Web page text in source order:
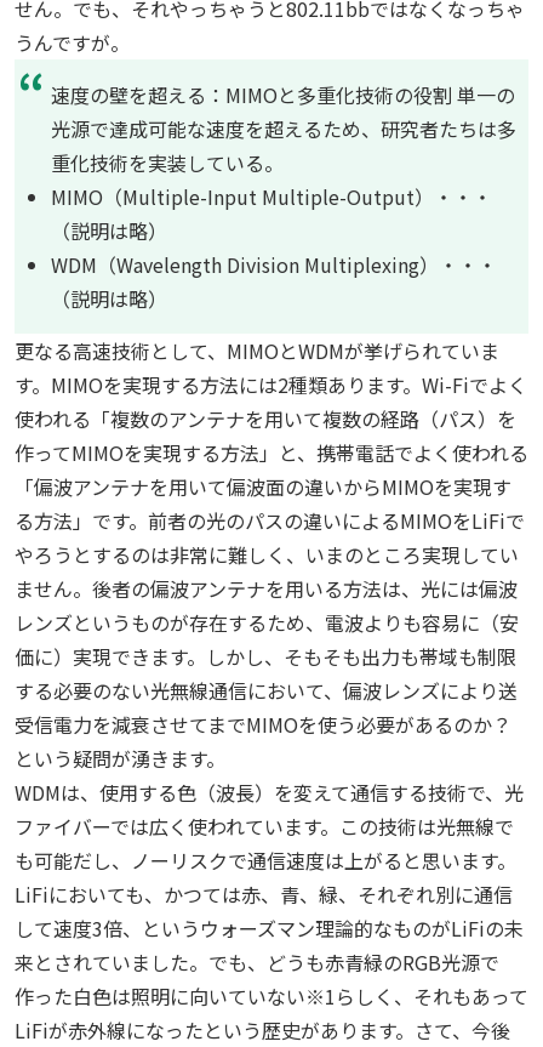
せん。でも、それやっちゃうと802.11bbではなくなっちゃ
うんですが。
速度の壁を超える：MIMOと多重化技術の役割 単一の
光源で達成可能な速度を超えるため、研究者たちは多
重化技術を実装している。
MIMO（Multiple-Input Multiple-Output）・・・
（説明は略）
WDM（Wavelength Division Multiplexing）・・・
（説明は略）
更なる高速技術として、MIMOとWDMが挙げられていま
す。MIMOを実現する方法には2種類あります。Wi-Fiでよく
使われる「複数のアンテナを用いて複数の経路（パス）を
作ってMIMOを実現する方法」と、携帯電話でよく使われる
「偏波アンテナを用いて偏波面の違いからMIMOを実現す
る方法」です。前者の光のパスの違いによるMIMOをLiFiで
やろうとするのは非常に難しく、いまのところ実現してい
ません。後者の偏波アンテナを用いる方法は、光には偏波
レンズというものが存在するため、電波よりも容易に（安
価に）実現できます。しかし、そもそも出力も帯域も制限
する必要のない光無線通信において、偏波レンズにより送
受信電力を減衰させてまでMIMOを使う必要があるのか？
という疑問が湧きます。
WDMは、使用する色（波長）を変えて通信する技術で、光
ファイバーでは広く使われています。この技術は光無線で
も可能だし、ノーリスクで通信速度は上がると思います。
LiFiにおいても、かつては赤、青、緑、それぞれ別に通信
して速度3倍、というウォーズマン理論的なものがLiFiの未
来とされていました。でも、どうも赤青緑のRGB光源で
作った白色は照明に向いていない※1らしく、それもあって
LiFiが赤外線になったという歴史があります。さて、今後